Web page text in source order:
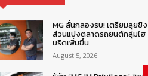
MG ลั่นกลองรบ! เตรียมลุยชิง
ส่วนแบ่งตลาดรถยนต์กลุ่มไฮ
บริดเพิ่มขึ้น
August 5, 2026